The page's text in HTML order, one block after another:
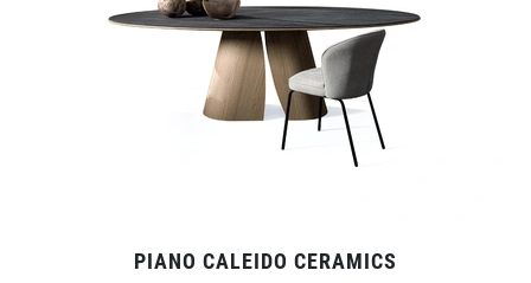
PIANO CALEIDO CERAMICS